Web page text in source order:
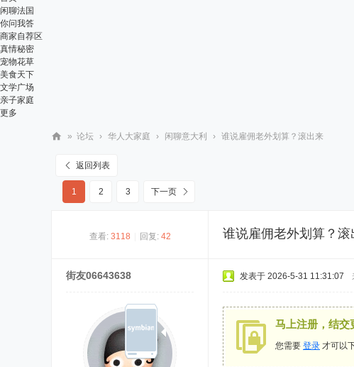
闲聊法国
你问我答
商家自荐区
真情秘密
宠物花草
美食天下
文学广场
亲子家庭
更多
» 论坛 › 华人大家庭 › 闲聊意大利 › 谁说雇佣老外划算？滚出来
返回列表
1 2 3 下一页
查看: 3118 回复: 42 谁说雇佣老外划算？滚
街友06643638 发表于 2026-5-31 11:31:07
马上注册，结交
您需要 登录 才可以